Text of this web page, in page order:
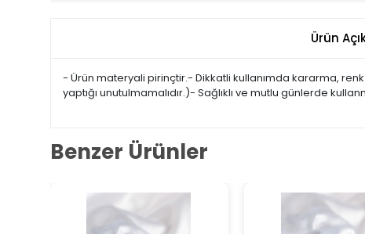
Ürün
- Ürün materyali pirinçtir.- Dikkatli kullanımda kararma,
yaptığı unutulmamalıdır.)- Sağlıklı ve mutlu günlerde
Benzer Ürünler